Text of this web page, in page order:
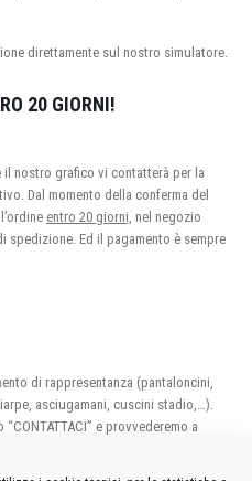
direttamente sul nostro simulatore.
20 GIORNI!
il nostro grafico vi contatterà per la
Dal momento della conferma del
entro 20 giorni, nel negozio
spedizione. Ed il pagamento è sempre
di rappresentanza (pantaloncini,
asciugamani, cuscini stadio,…).
e provvederemo a